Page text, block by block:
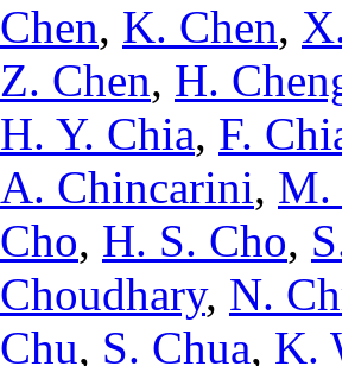
Chen, K. Chen,
Z. Chen, H.
H. Y. Chia, F.
A. Chincarini, M.
Cho, H. S. Cho,
Choudhary, N.
Chu, S. Chua, K.